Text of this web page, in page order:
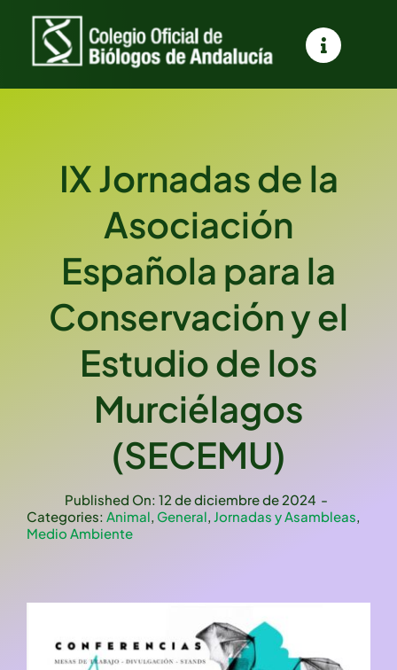
Saltar
contenido
IX Jornadas de la
Asociación
Española para la
Conservación y el
Estudio de los
Murciélagos
(SECEMU)
Published On: 12 de diciembre de 2024 -
Categories: Animal, General, Jornadas y Asambleas,
Medio Ambiente